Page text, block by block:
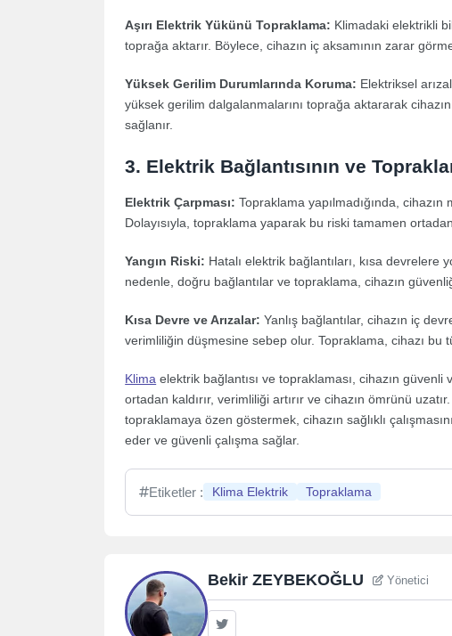
Aşırı Elektrik Yükünü Topraklama: Klimadaki elektrikli
toprağa aktarır. Böylece, cihazın iç aksamının zarar
Yüksek Gerilim Durumlarında Koruma: Elektriksel
yüksek gerilim dalgalanmalarını toprağa aktararak
sağlanır.
3. Elektrik Bağlantısının ve
Elektrik Çarpması: Topraklama yapılmadığında,
Dolayısıyla, topraklama yaparak bu riski tamamen
Yangın Riski: Hatalı elektrik bağlantıları, kısa devrelere
nedenle, doğru bağlantılar ve topraklama, cihazın
Kısa Devre ve Arızalar: Yanlış bağlantılar, cihazın iç
verimliliğin düşmesine sebep olur. Topraklama, cihazı bu
Klima elektrik bağlantısı ve topraklaması, cihazın
ortadan kaldırır, verimliliği artırır ve cihazın ömrünü
topraklamaya özen göstermek, cihazın sağlıklı
eder ve güvenli çalışma sağlar.
Etiketler : Klima Elektrik Topraklama
Bekir ZEYBEKOĞLU Yönetici